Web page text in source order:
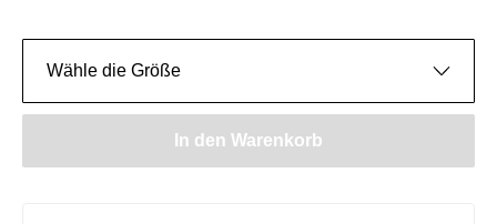
Wähle die Größe
In den Warenkorb